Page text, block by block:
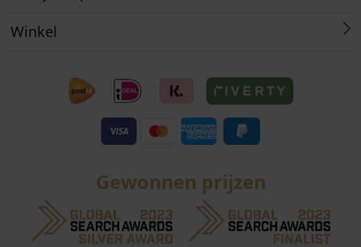
Winkel
Gewonnen prijzen